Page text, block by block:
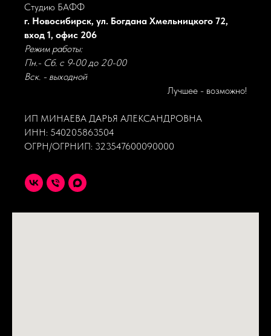
Студию БАФФ
г. Новосибирск, ул. Богдана Хмельницкого 72,
вход 1, офис 206
Режим работы:
Пн.- Сб. с 9-00 до 20-00
Вск. - выходной
Лучшее - возможно!
ИП МИНАЕВА ДАРЬЯ АЛЕКСАНДРОВНА
ИНН: 540205863504
ОГРН/ОГРНИП: 323547600090000